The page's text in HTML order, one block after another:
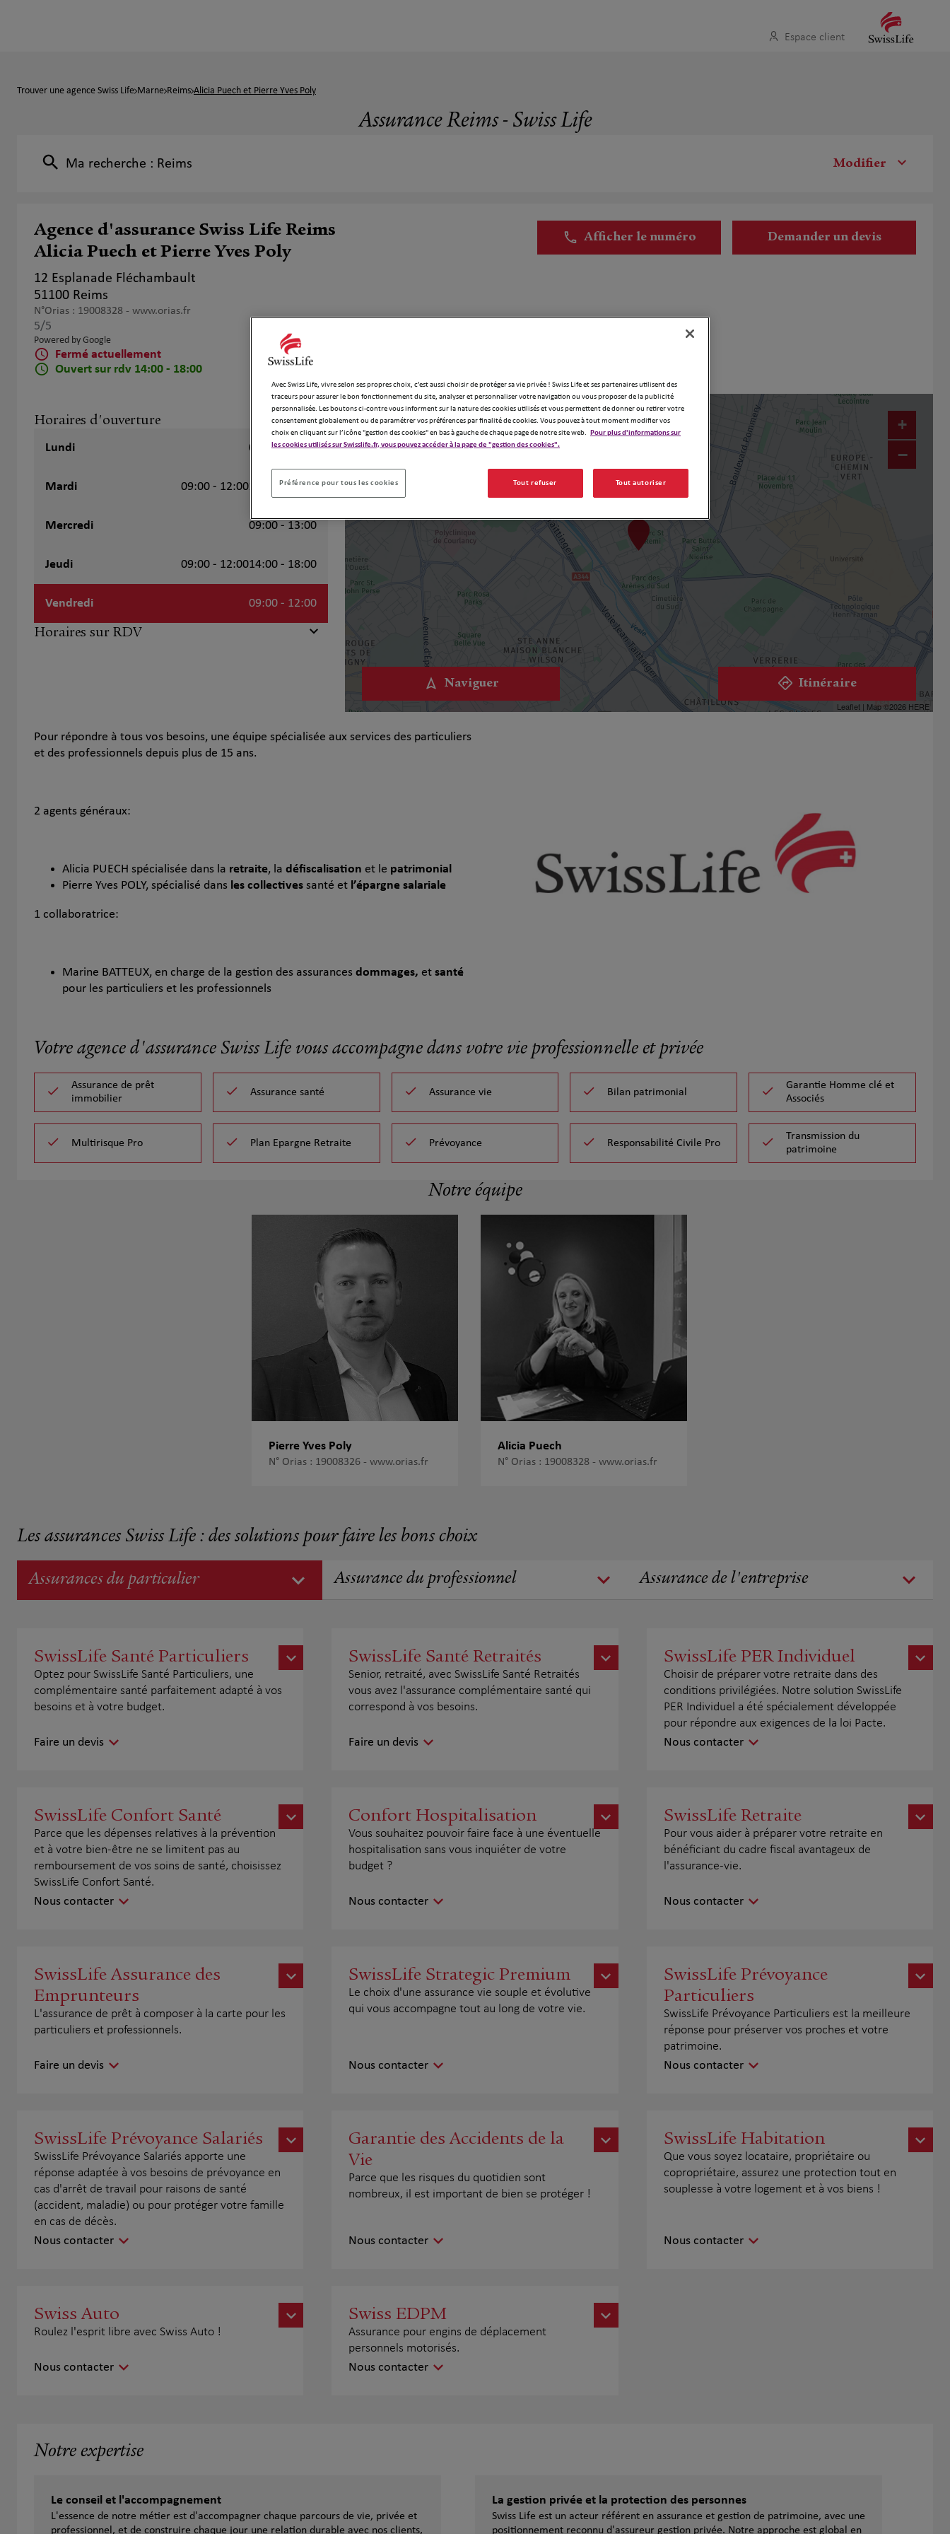
Espace client
Trouver une agence Swiss Life Marne Reims Alicia Puech et Pierre Yves Poly
Assurance Reims - Swiss Life
Ma recherche : Reims Modifier
Agence d'assurance Swiss Life Reims
Alicia Puech et Pierre Yves Poly
12 Esplanade Fléchambault
51100 Reims
N°Orias : 19008328 - www.orias.fr
5/5
Powered by Google
Fermé actuellement
Ouvert sur rdv 14:00 - 18:00
Afficher le numéro Demander un devis
Horaires d'ouverture
Lundi 09:00 - 12:00
Mardi 09:00 - 12:0014:00 - 18:00
Mercredi 09:00 - 13:00
Jeudi 09:00 - 12:0014:00 - 18:00
Vendredi 09:00 - 12:00
Horaires sur RDV
+
−
Leaflet | Map ©2026 HERE
Naviguer Itinéraire
Pour répondre à tous vos besoins, une équipe spécialisée aux services des particuliers
et des professionnels depuis plus de 15 ans.
2 agents généraux:
Alicia PUECH spécialisée dans la retraite, la défiscalisation et le patrimonial
Pierre Yves POLY, spécialisé dans les collectives santé et l’épargne salariale
1 collaboratrice:
Marine BATTEUX, en charge de la gestion des assurances dommages, et santé
pour les particuliers et les professionnels
Votre agence d'assurance Swiss Life vous accompagne dans votre vie professionnelle et privée
Assurance de prêt
immobilier
Assurance santé Assurance vie Bilan patrimonial
Garantie Homme clé et
Associés
Multirisque Pro Plan Epargne Retraite Prévoyance Responsabilité Civile Pro
Transmission du
patrimoine
Notre équipe
Pierre Yves Poly
N° Orias : 19008326 - www.orias.fr
Alicia Puech
N° Orias : 19008328 - www.orias.fr
Les assurances Swiss Life : des solutions pour faire les bons choix
Assurances du particulier Assurance du professionnel Assurance de l'entreprise
SwissLife Santé Particuliers
Optez pour SwissLife Santé Particuliers, une
complémentaire santé parfaitement adapté à vos
besoins et à votre budget.
Faire un devis
SwissLife Santé Retraités
Senior, retraité, avec SwissLife Santé Retraités
vous avez l'assurance complémentaire santé qui
correspond à vos besoins.
Faire un devis
SwissLife PER Individuel
Choisir de préparer votre retraite dans des
conditions privilégiées. Notre solution SwissLife
PER Individuel a été spécialement développée
pour répondre aux exigences de la loi Pacte.
Nous contacter
SwissLife Confort Santé
Parce que les dépenses relatives à la prévention
et à votre bien-être ne se limitent pas au
remboursement de vos soins de santé, choisissez
SwissLife Confort Santé.
Nous contacter
Confort Hospitalisation
Vous souhaitez pouvoir faire face à une éventuelle
hospitalisation sans vous inquiéter de votre
budget ?
Nous contacter
SwissLife Retraite
Pour vous aider à préparer votre retraite en
bénéficiant du cadre fiscal avantageux de
l'assurance-vie.
Nous contacter
SwissLife Assurance des
Emprunteurs
L'assurance de prêt à composer à la carte pour les
particuliers et professionnels.
Faire un devis
SwissLife Strategic Premium
Le choix d'une assurance vie souple et évolutive
qui vous accompagne tout au long de votre vie.
Nous contacter
SwissLife Prévoyance
Particuliers
SwissLife Prévoyance Particuliers est la meilleure
réponse pour préserver vos proches et votre
patrimoine.
Nous contacter
SwissLife Prévoyance Salariés
SwissLife Prévoyance Salariés apporte une
réponse adaptée à vos besoins de prévoyance en
cas d'arrêt de travail pour raisons de santé
(accident, maladie) ou pour protéger votre famille
en cas de décès.
Nous contacter
Garantie des Accidents de la
Vie
Parce que les risques du quotidien sont
nombreux, il est important de bien se protéger !
Nous contacter
SwissLife Habitation
Que vous soyez locataire, propriétaire ou
copropriétaire, assurez une protection tout en
souplesse à votre logement et à vos biens !
Nous contacter
Swiss Auto
Roulez l'esprit libre avec Swiss Auto !
Nous contacter
Swiss EDPM
Assurance pour engins de déplacement
personnels motorisés.
Nous contacter
Notre expertise
Le conseil et l'accompagnement
L'essence de notre métier est d'accompagner chaque parcours de vie, privée et
professionnel, et de construire chaque jour une relation durable avec nos clients,
La gestion privée et la protection des personnes
Swiss Life est un acteur référent en assurance et gestion de patrimoine, avec une
positionnement reconnu d'assureur gestion privée. Notre approche est global en
Avec Swiss Life, vivre selon ses propres choix, c’est aussi choisir de protéger sa vie privée ! Swiss Life et ses partenaires utilisent des
traceurs pour assurer le bon fonctionnement du site, analyser et personnaliser votre navigation ou vous proposer de la publicité
personnalisée. Les boutons ci-contre vous informent sur la nature des cookies utilisés et vous permettent de donner ou retirer votre
consentement globalement ou de paramétrer vos préférences par finalité de cookies. Vous pouvez à tout moment modifier vos
choix en cliquant sur l’icône "gestion des cookies" en bas à gauche de chaque page de notre site web. Pour plus d'informations sur
les cookies utilisés sur Swisslife.fr, vous pouvez accéder à la page de "gestion des cookies".
Préférence pour tous les cookies Tout refuser Tout autoriser